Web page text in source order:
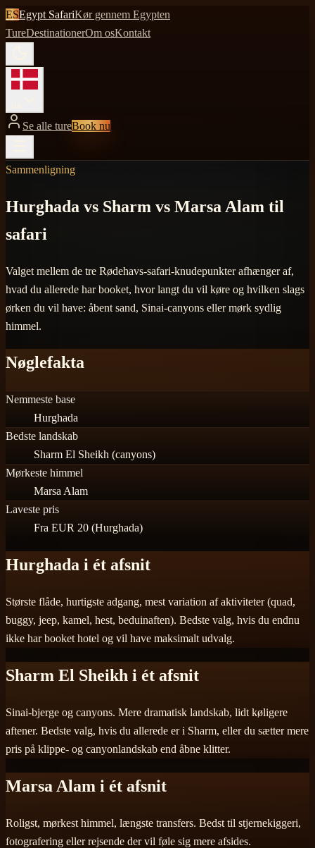
ESEgypt SafariKør gennem Egypten
TureDestinationerOm osKontakt
Se alle tureBook nu
Sammenligning
Hurghada vs Sharm vs Marsa Alam til
safari
Valget mellem de tre Rødehavs-safari-knudepunkter afhænger af,
hvad du allerede har booket, hvor langt du vil køre og hvilken slags
ørken du vil have: åbent sand, Sinai-canyons eller mørk sydlig
himmel.
Nøglefakta
Nemmeste base
Hurghada
Bedste landskab
Sharm El Sheikh (canyons)
Mørkeste himmel
Marsa Alam
Laveste pris
Fra EUR 20 (Hurghada)
Hurghada i ét afsnit
Største flåde, hurtigste adgang, mest variation af aktiviteter (quad,
buggy, jeep, kamel, hest, beduinaften). Bedste valg, hvis du endnu
ikke har booket hotel og vil have maksimalt udvalg.
Sharm El Sheikh i ét afsnit
Sinai-bjerge og canyons. Mere dramatisk landskab, lidt køligere
aftener. Bedste valg, hvis du allerede er i Sharm, eller du sætter mere
pris på klippe- og canyonlandskab end åbne klitter.
Marsa Alam i ét afsnit
Roligst, mørkest himmel, længste transfers. Bedst til stjernekiggeri,
fotografering eller rejsende der vil føle sig mere afsides.